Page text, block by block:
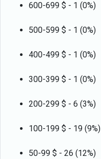
600-699 $ - 1 (0%)
500-599 $ - 1 (0%)
400-499 $ - 1 (0%)
300-399 $ - 1 (0%)
200-299 $ - 6 (3%)
100-199 $ - 19 (9%)
50-99 $ - 26 (12%)